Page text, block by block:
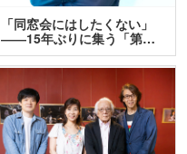
「同窓会にはしたくない」
――15年ぶりに集う「第…